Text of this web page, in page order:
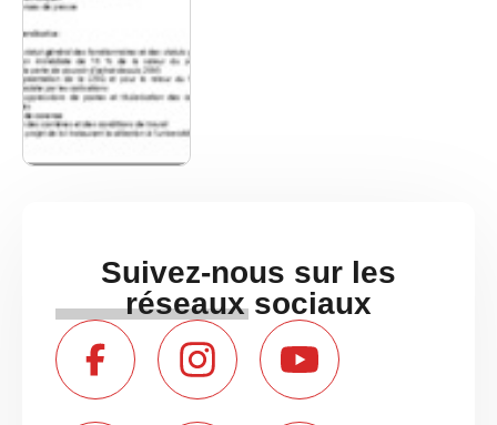
Suivez-nous sur les
réseaux sociaux